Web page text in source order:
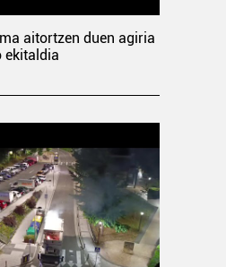
aitortzen duen agiria
ekitaldia